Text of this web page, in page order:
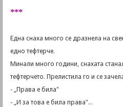
***
Една снаха много се дразнела на
едно тефтерче.
Минали много години, снахата
тефтерчето. Прелистила го и се
- „Права е била"
- „И за това е била права"...